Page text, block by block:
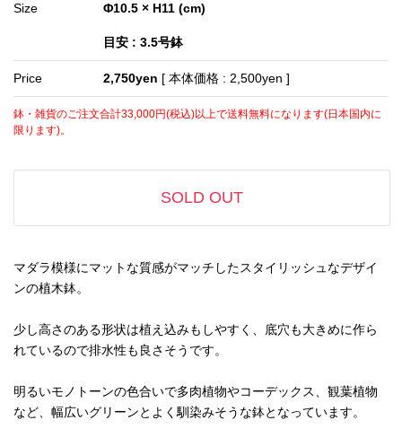
Size Φ10.5 × H11 (cm)
目安 : 3.5号鉢
Price 2,750yen [ 本体価格 : 2,500yen ]
鉢・雑貨のご注文合計33,000円(税込)以上で送料無料になります(日本国内に
限ります)。
SOLD OUT
マダラ模様にマットな質感がマッチしたスタイリッシュなデザイ
ンの植木鉢。
少し高さのある形状は植え込みもしやすく、底穴も大きめに作ら
れているので排水性も良さそうです。
明るいモノトーンの色合いで多肉植物やコーデックス、観葉植物
など、幅広いグリーンとよく馴染みそうな鉢となっています。